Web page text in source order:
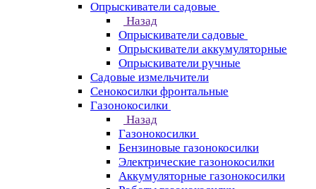
Опрыскиватели садовые
Назад
Опрыскиватели садовые
Опрыскиватели аккумуляторные
Опрыскиватели ручные
Садовые измельчители
Сенокосилки фронтальные
Газонокосилки
Назад
Газонокосилки
Бензиновые газонокосилки
Электрические газонокосилки
Аккумуляторные газонокосилки